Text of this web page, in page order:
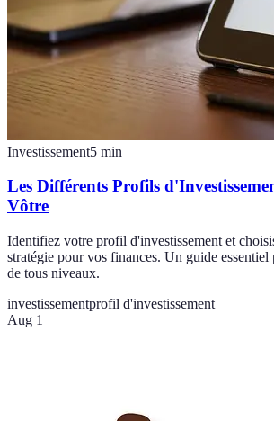
Investissement5 min
Les Différents Profils
Vôtre
Identifiez votre profil d'investissement et
stratégie pour vos finances. Un guide essentiel
de tous niveaux.
investissementprofil d'investissement
Aug 1